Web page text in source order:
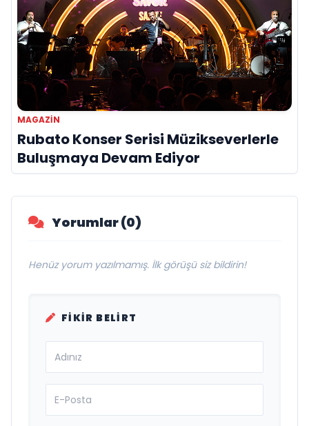
MAGAZİN
Rubato Konser Serisi Müzikseverlerle
Buluşmaya Devam Ediyor
Yorumlar (0)
Henüz yorum yazılmamış. İlk görüşü siz bildirin!
FIKIR BELIRT